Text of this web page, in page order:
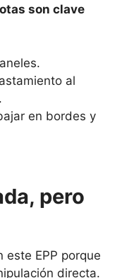
son clave
al
en bordes y
pero
este EPP porque
directa.